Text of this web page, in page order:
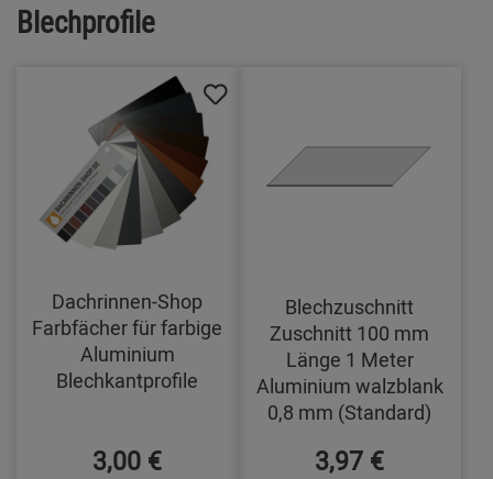
Blechprofile
Dachrinnen-Shop
Farbfächer für farbige
Aluminium
Blechkantprofile
3,00 €
Blechzuschnitt
Zuschnitt 100 mm
Länge 1 Meter
Aluminium walzblank
0,8 mm (Standard)
3,97 €